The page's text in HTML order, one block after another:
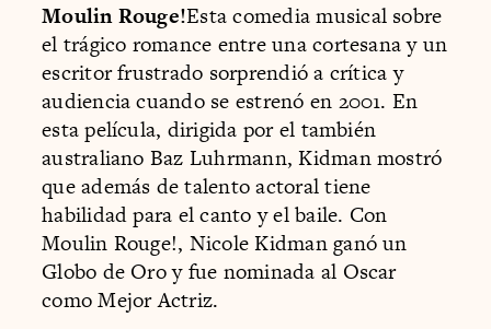
Moulin Rouge!Esta comedia musical sobre
el trágico romance entre una cortesana y un
escritor frustrado sorprendió a crítica y
audiencia cuando se estrenó en 2001. En
esta película, dirigida por el también
australiano Baz Luhrmann, Kidman mostró
que además de talento actoral tiene
habilidad para el canto y el baile. Con
Moulin Rouge!, Nicole Kidman ganó un
Globo de Oro y fue nominada al Oscar
como Mejor Actriz.